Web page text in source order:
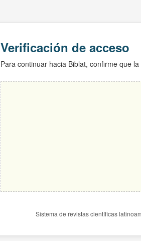
Verificación de acceso
Para continuar hacia Biblat, confirme que
Sistema de revistas científicas